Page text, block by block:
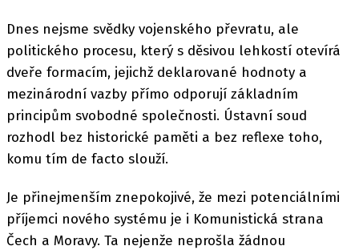
Dnes nejsme svědky vojenského převratu, ale
politického procesu, který s děsivou lehkostí otevírá
dveře formacím, jejichž deklarované hodnoty a
mezinárodní vazby přímo odporují základním
principům svobodné společnosti. Ústavní soud
rozhodl bez historické paměti a bez reflexe toho,
komu tím de facto slouží.
Je přinejmenším znepokojivé, že mezi potenciálními
příjemci nového systému je i Komunistická strana
Čech a Moravy. Ta nejenže neprošla žádnou